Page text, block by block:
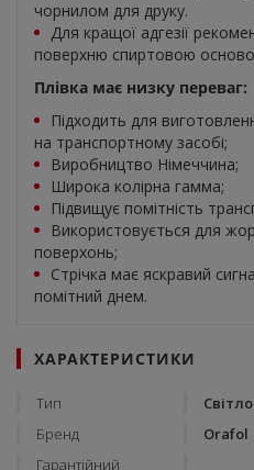
чорнилом для друку.
Для кращої адгезії
поверхню спиртовою
Плівка має низку переваг:
Підходить для
на транспортному засобі;
Виробництво Німеччина;
Широка колірна гамма;
Підвищує помітність
Використовується для
поверхонь;
Стрічка має яскравий
помітний днем.
ХАРАКТЕРИСТИКИ
Тип
Бренд
Orafol
Гарантійний